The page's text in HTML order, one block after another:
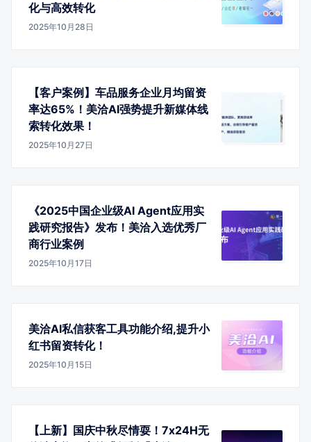
化与高效转化
2025年10月28日
【客户案例】车品服务企业月均留资
率达65%！美洽AI强势提升新媒体线
索转化效果！
2025年10月27日
《2025中国企业级AI Agent应用实
践研究报告》发布！美洽入选优秀厂
商行业案例
2025年10月17日
美洽AI私信获客工具功能介绍,提升小
红书留资转化！
2025年10月15日
【上新】国庆中秋尽情耍！7x24H无